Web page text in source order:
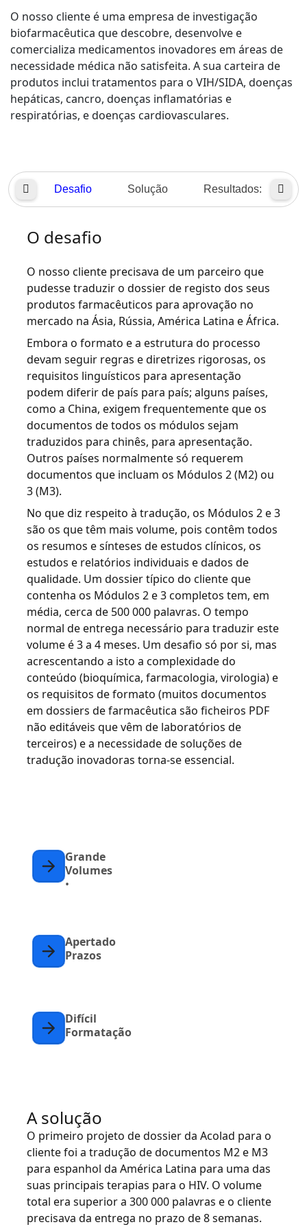
Indústria Transformadora
Finanças
Jurídico
Todos os setores
O nosso cliente é uma empresa de investigação
biofarmacêutica que descobre, desenvolve e
comercializa medicamentos inovadores em áreas de
necessidade médica não satisfeita. A sua carteira de
produtos inclui tratamentos para o VIH/SIDA, doenças
hepáticas, cancro, doenças inflamatórias e
respiratórias, e doenças cardiovasculares.
Desafio Solução Resultados:
O desafio
O nosso cliente precisava de um parceiro que
pudesse traduzir o dossier de registo dos seus
produtos farmacêuticos para aprovação no
mercado na Ásia, Rússia, América Latina e África.
Embora o formato e a estrutura do processo
devam seguir regras e diretrizes rigorosas, os
requisitos linguísticos para apresentação
podem diferir de país para país; alguns países,
como a China, exigem frequentemente que os
documentos de todos os módulos sejam
traduzidos para chinês, para apresentação.
Outros países normalmente só requerem
documentos que incluam os Módulos 2 (M2) ou
3 (M3).
No que diz respeito à tradução, os Módulos 2 e 3
são os que têm mais volume, pois contêm todos
os resumos e sínteses de estudos clínicos, os
estudos e relatórios individuais e dados de
qualidade. Um dossier típico do cliente que
contenha os Módulos 2 e 3 completos tem, em
média, cerca de 500 000 palavras. O tempo
normal de entrega necessário para traduzir este
volume é 3 a 4 meses. Um desafio só por si, mas
acrescentando a isto a complexidade do
conteúdo (bioquímica, farmacologia, virologia) e
os requisitos de formato (muitos documentos
em dossiers de farmacêutica são ficheiros PDF
não editáveis que vêm de laboratórios de
terceiros) e a necessidade de soluções de
tradução inovadoras torna-se essencial.
Grande
Volumes
•
Apertado
Prazos
Difícil
Formatação
A solução
O primeiro projeto de dossier da Acolad para o
cliente foi a tradução de documentos M2 e M3
para espanhol da América Latina para uma das
suas principais terapias para o HIV. O volume
total era superior a 300 000 palavras e o cliente
precisava da entrega no prazo de 8 semanas.